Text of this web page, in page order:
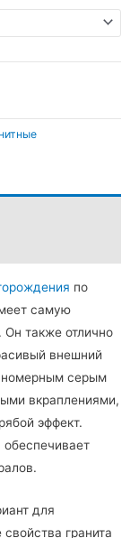
по
самую
также отлично
внешний
серым
вкраплениями,
эффект.
обеспечивает
для
гранита